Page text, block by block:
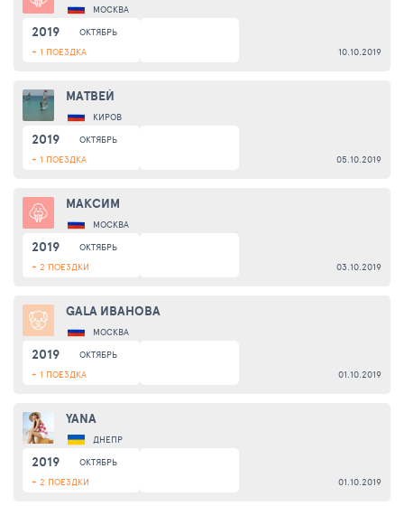
МОСКВА
2019
ОКТЯБРЬ
+ 1 ПОЕЗДКА
10.10.2019
МАТВЕЙ
КИРОВ
2019
ОКТЯБРЬ
+ 1 ПОЕЗДКА
05.10.2019
МАКСИМ
МОСКВА
2019
ОКТЯБРЬ
+ 2 ПОЕЗДКИ
03.10.2019
GALA ИВАНОВА
МОСКВА
2019
ОКТЯБРЬ
+ 1 ПОЕЗДКА
01.10.2019
YANA
ДНЕПР
2019
ОКТЯБРЬ
+ 2 ПОЕЗДКИ
01.10.2019